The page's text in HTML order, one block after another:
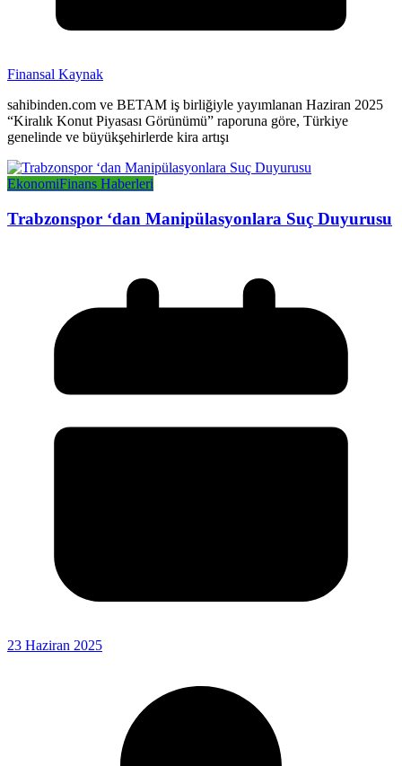
Finansal Kaynak
sahibinden.com ve BETAM iş birliğiyle yayımlanan Haziran 2025
“Kiralık Konut Piyasası Görünümü” raporuna göre, Türkiye
genelinde ve büyükşehirlerde kira artışı
EkonomiFinans Haberleri
Trabzonspor ‘dan Manipülasyonlara Suç Duyurusu
23 Haziran 2025